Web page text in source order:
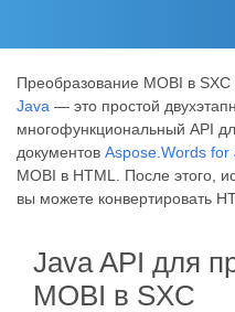
Преобразование MOBI в
Java — это простой
многофункциональный API
документов Aspose.Words for
MOBI в HTML. После этого,
вы можете конвертировать
Java API для
MOBI в SXC